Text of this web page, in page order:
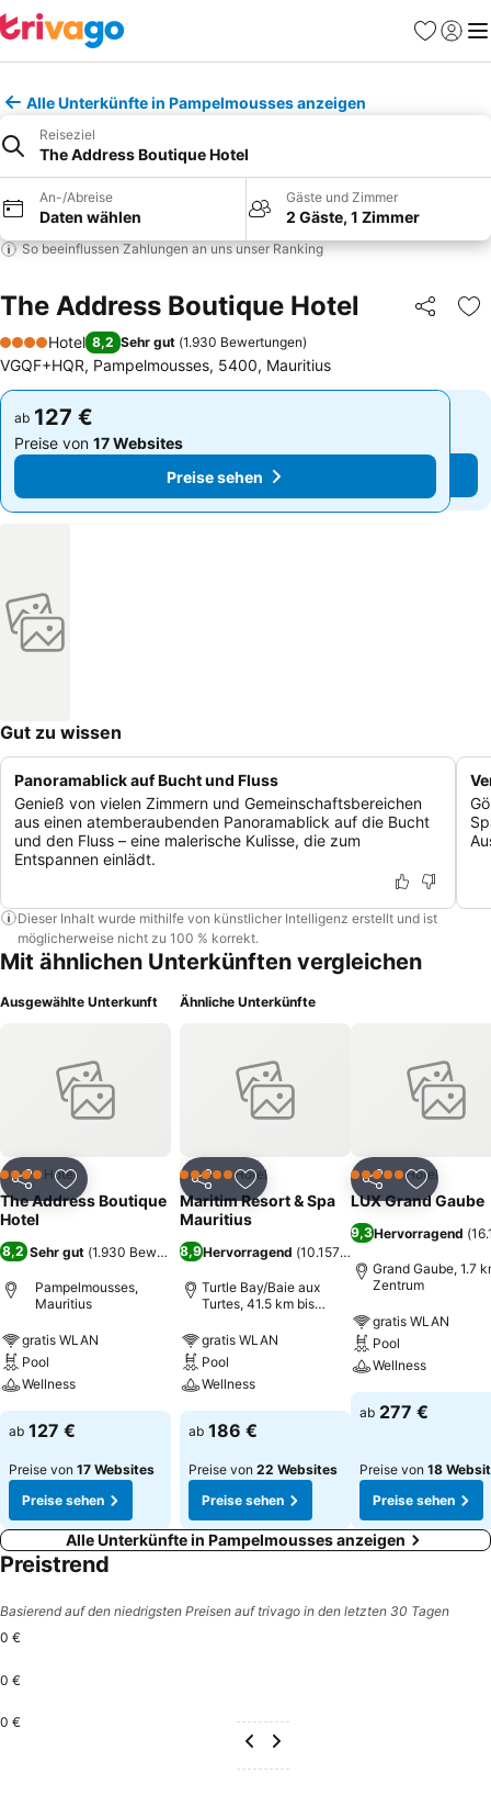
Favoriten
Alle Unterkünfte in Pampelmousses anzeigen
Reiseziel
The Address Boutique Hotel
An-/Abreise
Daten wählen
Gäste und Zimmer
2 Gäste, 1 Zimmer
So beeinflussen Zahlungen an uns unser Ranking
The Address Boutique Hotel Teilen
4 Sterne
Hotel 8,2 Sehr gut (1.930 Bewertungen)
VGQF+HQR, Pampelmousses, 5400, Mauritius
ab 127 €
Preise von 17 Websites
Preise sehen
ab 127 €
Preise von 17 Websites
Preise sehen
Gut zu wissen
Panoramablick auf Bucht und Fluss
Genieß von vielen Zimmern und Gemeinschaftsbereichen
aus einen atemberaubenden Panoramablick auf die Bucht
und den Fluss – eine malerische Kulisse, die zum
Entspannen einlädt.
Dieser Inhalt wurde mithilfe von künstlicher Intelligenz erstellt und ist
möglicherweise nicht zu 100 % korrekt.
Mit ähnlichen Unterkünften vergleichen
Ausgewählte Unterkunft
Teilen Zu Favoriten hinzufügen
4 SterneHotel
The Address Boutique
Hotel
8,2 Sehr gut (1.930 Bewertungen)
Pampelmousses,
Mauritius
gratis WLAN
Pool
Wellness
ab 127 €
Preise von 17 Websites
Preise sehen
Ähnliche Unterkünfte
Teilen Zu Favoriten hinzufügen
5 Sterne Hotel
Maritim Resort & Spa
Mauritius
8,9Hervorragend (10.157 Bewertungen
Turtle Bay/Baie aux
Turtes, 41.5 km bis
gratis WLAN
Pool
Wellness
ab 186 €
Preise von 22 Websites
Preise sehen
Teilen Zu
5 Sterne Hotel
LUX Grand Gaube
9,3Hervorragend (
Grand Gaube, 1.7
Zentrum
gratis WLAN
Pool
Wellness
ab 277 €
Preise von 18
Preise sehen
Alle Unterkünfte in Pampelmousses anzeigen
Preistrend
Basierend auf den niedrigsten Preisen auf trivago in den letzten 30 Tagen
0 €
0 €
0 €